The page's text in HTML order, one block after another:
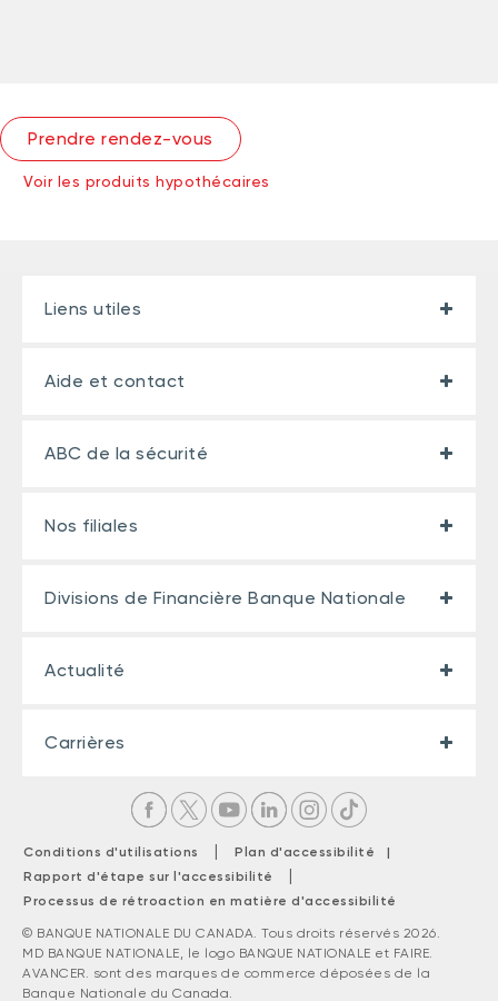
Prendre rendez-vous
Voir les produits hypothécaires
Liens utiles
Aide et contact
ABC de la sécurité
Nos filiales
Divisions de Financière Banque Nationale
Actualité
Carrières
Conditions d'utilisations |
Plan d'accessibilité |
Rapport d'étape sur l'accessibilité
|
Processus de rétroaction en matière d'accessibilité
© BANQUE NATIONALE DU CANADA. Tous droits réservés 2026.
MD BANQUE NATIONALE, le logo BANQUE NATIONALE et FAIRE.
AVANCER. sont des marques de commerce déposées de la
Banque Nationale du Canada.